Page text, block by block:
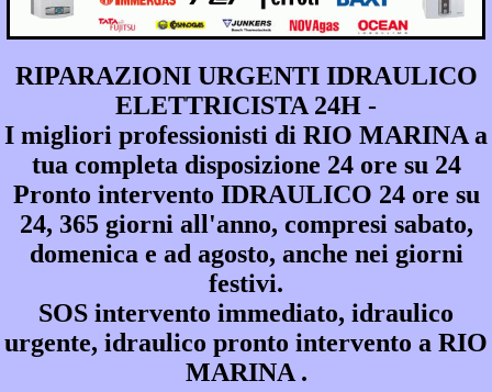
RIPARAZIONI URGENTI IDRAULICO
ELETTRICISTA 24H -
I migliori professionisti di RIO MARINA a
tua completa disposizione 24 ore su 24
Pronto intervento IDRAULICO 24 ore su
24, 365 giorni all'anno, compresi sabato,
domenica e ad agosto, anche nei giorni
festivi.
SOS intervento immediato, idraulico
urgente, idraulico pronto intervento a RIO
MARINA .